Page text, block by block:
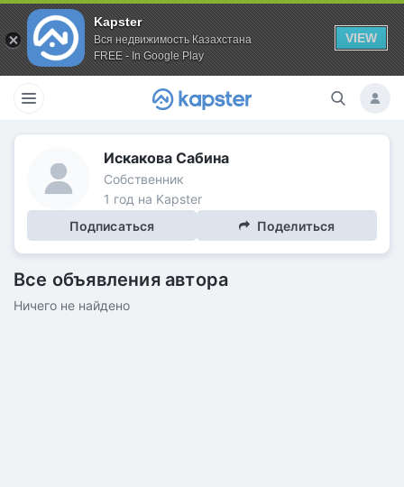
Kapster
Вся недвижимость Казахстана
FREE - In Google Play
VIEW
Искакова Сабина
Собственник
1 год на Kapster
Подписаться
Поделиться
Все объявления автора
Ничего не найдено